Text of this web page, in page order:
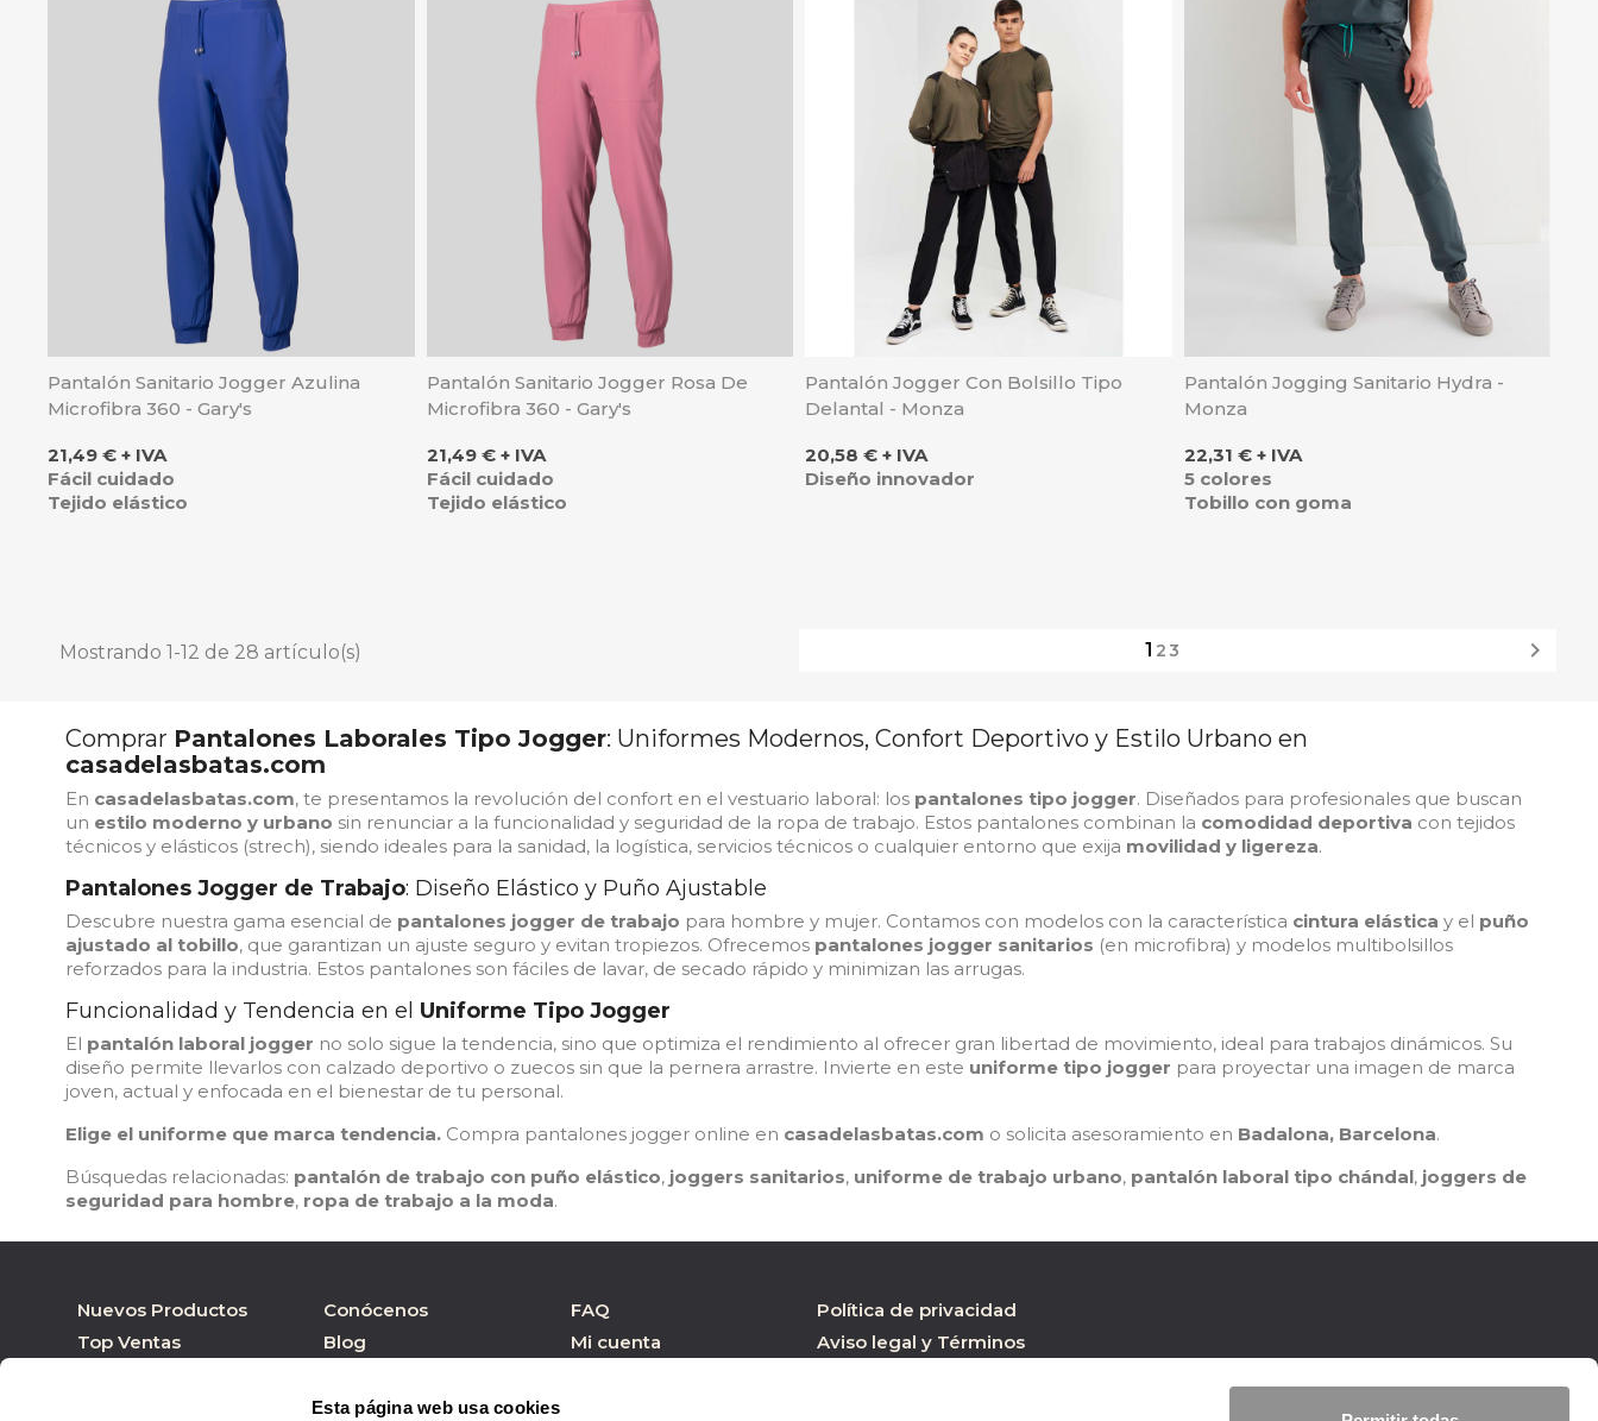
Esta página web usa cookies
Pantalón Sanitario Jogger Azulina
Microfibra 360 - Gary's
Precio
21,49 € + IVA
Fácil cuidado
Tejido elástico
Pantalón Sanitario Jogger Rosa De
Microfibra 360 - Gary's
Precio
21,49 € + IVA
Fácil cuidado
Tejido elástico
Pantalón Jogger Con Bolsillo Tipo
Delantal - Monza
Precio
20,58 € + IVA
Diseño innovador
Pantalón Jogging Sanitario Hydra -
Monza
Precio
22,31 € + IVA
5 colores
Tobillo con goma
Mostrando 1-12 de 28 artículo(s) 1 23 
Comprar Pantalones Laborales Tipo Jogger: Uniformes Modernos, Confort Deportivo y Estilo Urbano en
casadelasbatas.com
En casadelasbatas.com, te presentamos la revolución del confort en el vestuario laboral: los pantalones tipo jogger. Diseñados para profesionales que buscan
un estilo moderno y urbano sin renunciar a la funcionalidad y seguridad de la ropa de trabajo. Estos pantalones combinan la comodidad deportiva con tejidos
técnicos y elásticos (strech), siendo ideales para la sanidad, la logística, servicios técnicos o cualquier entorno que exija movilidad y ligereza.
Pantalones Jogger de Trabajo: Diseño Elástico y Puño Ajustable
Descubre nuestra gama esencial de pantalones jogger de trabajo para hombre y mujer. Contamos con modelos con la característica cintura elástica y el puño
ajustado al tobillo, que garantizan un ajuste seguro y evitan tropiezos. Ofrecemos pantalones jogger sanitarios (en microfibra) y modelos multibolsillos
reforzados para la industria. Estos pantalones son fáciles de lavar, de secado rápido y minimizan las arrugas.
Funcionalidad y Tendencia en el Uniforme Tipo Jogger
El pantalón laboral jogger no solo sigue la tendencia, sino que optimiza el rendimiento al ofrecer gran libertad de movimiento, ideal para trabajos dinámicos. Su
diseño permite llevarlos con calzado deportivo o zuecos sin que la pernera arrastre. Invierte en este uniforme tipo jogger para proyectar una imagen de marca
joven, actual y enfocada en el bienestar de tu personal.
Elige el uniforme que marca tendencia. Compra pantalones jogger online en casadelasbatas.com o solicita asesoramiento en Badalona, Barcelona.
Búsquedas relacionadas: pantalón de trabajo con puño elástico, joggers sanitarios, uniforme de trabajo urbano, pantalón laboral tipo chándal, joggers de
seguridad para hombre, ropa de trabajo a la moda.
Nuevos Productos
Top Ventas
Conócenos
Blog
Tienda física
FAQ
Mi cuenta
Política de privacidad
Aviso legal y Términos